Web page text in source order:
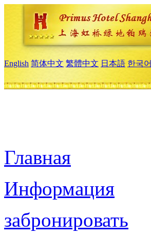
English 简体中文 繁體中文 日本語 한국어
Главная
Информация
забронировать